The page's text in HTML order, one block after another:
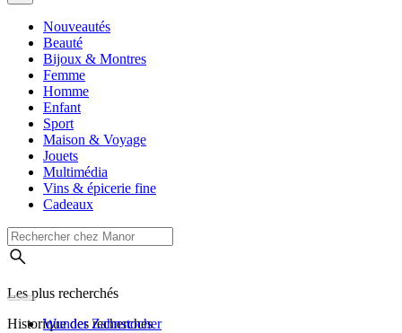
Nouveautés
Beauté
Bijoux & Montres
Femme
Homme
Enfant
Sport
Maison & Voyage
Jouets
Multimédia
Vins & épicerie fine
Cadeaux
Les plus recherchés
Historique des recherches
Wunder Zahnstocher